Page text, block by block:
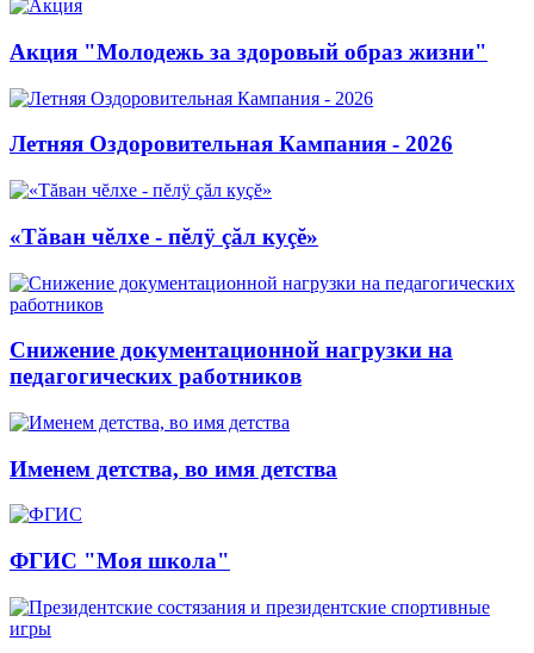
Акция "Молодежь за здоровый образ жизни"
Летняя Оздоровительная Кампания - 2026
«Тăван чĕлхе - пĕлÿ çăл куçĕ»
Снижение документационной нагрузки на
педагогических работников
Именем детства, во имя детства
ФГИС "Моя школа"